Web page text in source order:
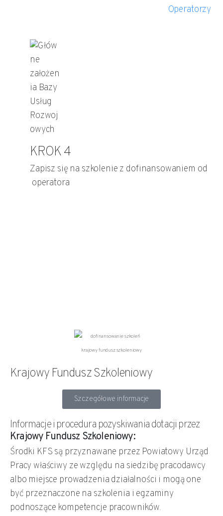
Operatorzy
KROK 4
Zapisz się na szkolenie z dofinansowaniem od
operatora
Krajowy Fundusz Szkoleniowy
Szczegółowe informacje
Informacje i procedura pozyskiwania dotacji przez
Krajowy Fundusz Szkoleniowy:
Środki KFS są przyznawane przez Powiatowy Urząd
Pracy właściwy ze względu na siedzibę pracodawcy
albo miejsce prowadzenia działalności i mogą one
być przeznaczone na szkolenia i egzaminy
podnoszące kompetencje pracowników.